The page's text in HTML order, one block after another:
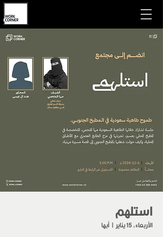
استلهم
الأربعاء، 15 يناير
  |
أبها